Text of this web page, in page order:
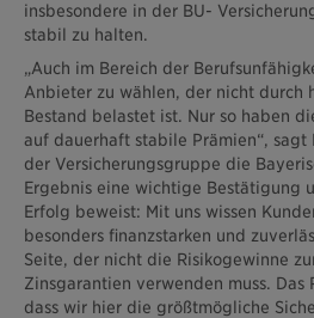
insbesondere in der BU-
stabil zu halten.
„Auch im Bereich der
Anbieter zu wählen, der nicht durch
Bestand belastet ist. Nur so haben
auf dauerhaft stabile Prämien“, sagt
der Versicherungsgruppe die
Ergebnis eine wichtige Bestätigung
Erfolg beweist: Mit uns wissen
besonders finanzstarken und
Seite, der nicht die Risikogewinne
Zinsgarantien verwenden muss.
dass wir hier die größtmögliche